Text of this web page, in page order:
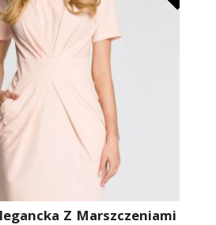
Z Marszczeniami